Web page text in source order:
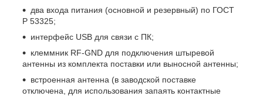
два входа питания (основной и резервный) по ГОСТ
Р 53325;
интерфейс USB для связи с ПК;
клеммник RF-GND для подключения штыревой
антенны из комплекта поставки или выносной антенны;
встроенная антенна (в заводской поставке
отключена, для использования запаять контактные